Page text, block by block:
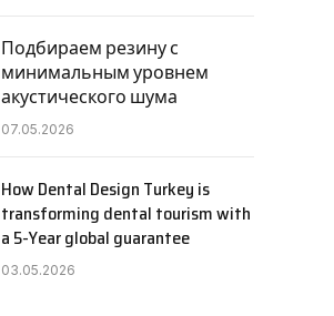
Подбираем резину с
минимальным уровнем
акустического шума
07.05.2026
How Dental Design Turkey is
transforming dental tourism with
a 5-Year global guarantee
03.05.2026